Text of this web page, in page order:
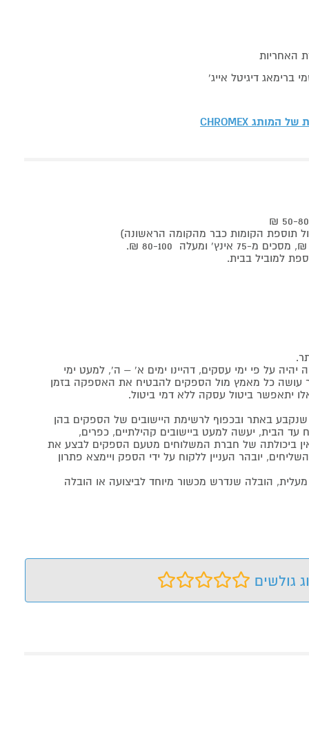
האחריות
ברימאג דיגיטל אייג'
של המותג CHROMEX
על פי ימי עסקים, דהיינו ימים א' – ה', למעט ימי
עושה כל מאמץ מול הספקים להבטיח את האספקה בזמן
יתאפשר ביטול עסקה ללא דמי ביטול.
באתר ובכפוף לרשימת היישובים של הספקים בהן
עד הבית, יעשה למעט ביישובים קהילתיים, כפרים,
ואין ביכולתה של חברת המשלוחים מטעם הספקים לבצע את
יובהר העניין ללקוח על ידי הספק ויימצא פתרון
הובלה שנדרש מכשור מיוחד לביצועה או הובלה
גולשים